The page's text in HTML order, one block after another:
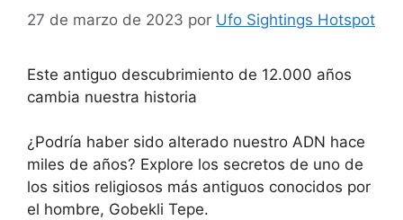
27 de marzo de 2023 por Ufo Sightings Hotspot
Este antiguo descubrimiento de 12.000 años
cambia nuestra historia
¿Podría haber sido alterado nuestro ADN hace
miles de años? Explore los secretos de uno de
los sitios religiosos más antiguos conocidos por
el hombre, Gobekli Tepe.